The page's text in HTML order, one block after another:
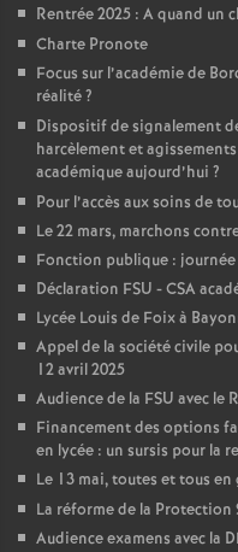
Rentrée 2025 : A quand un
Charte Pronote
Focus sur l’académie de
réalité?
Dispositif de signalement
harcèlement et
académique aujourd’hui ?
Pour l’accès aux soins de
Le 22 mars, marchons
Fonction publique :
Déclaration FSU - CSA
Lycée Louis de Foix à
Appel de la société civile
12 avril 2025
Audience de la FSU avec le
Financement des options
en lycée : un sursis pour la
Le 13 mai, toutes et tous en
La réforme de la Protection
Audience examens avec la